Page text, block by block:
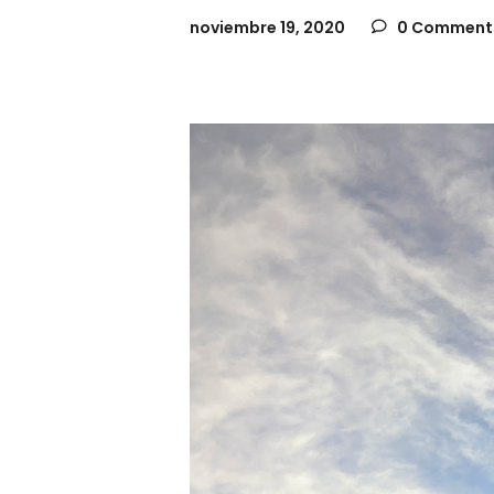
noviembre 19, 2020 0